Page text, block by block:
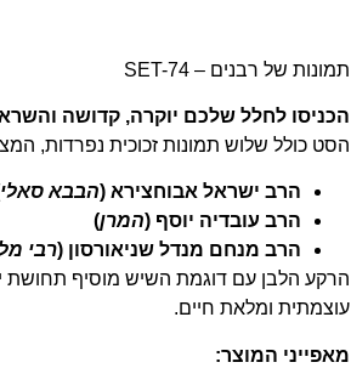
תמונות של רבנים – SET-74
הכניסו לחלל שלכם יוקרה, קדושה
הסט כולל שלוש תמונות זכוכית נפרדות,
הרב ישראל אבוחצירא (הבבא סאלי
הרב עובדיה יוסף (המרן)
הרב מנחם מנדל שניאורסון (רבי
הרקע הלבן עם דוגמת השיש מוסיף תחושת
עוצמתית ומלאת חיים.
מאפייני המוצר: